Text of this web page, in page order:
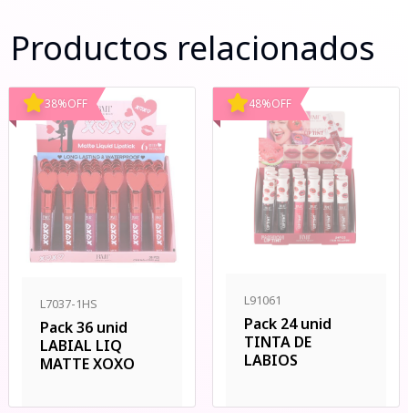
Productos relacionados
38%OFF
L7037-1HS
Pack 36 unid
LABIAL LIQ
MATTE XOXO
48%OFF
L91061
Pack 24 unid
TINTA DE
LABIOS